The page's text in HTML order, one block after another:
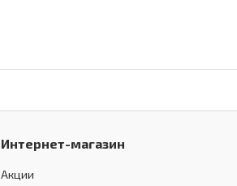
Интернет-магазин
Акции